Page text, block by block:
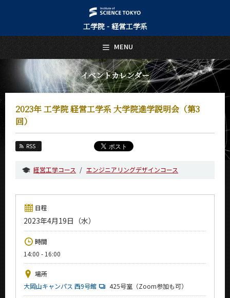
工学院 - 経営工学系
イベントカレンダー
2023年 工学院 経営工学系 大学院進学説明会（第3
回）
RSS
経営工学コース エンジニアリングデザインコース
日程
2023年4月19日（水）
時間
14:00 - 16:00
場所
大岡山キャンパス 西9号館
425号室（Zoom参加も可）
MENU
日本語 English
トップページ
Top Page
経営工学系について
About Us
教員・研究室
Faculty and Laboratories
未来
Admissions
経営工学系 News
News
イベントカレンダー
Event Calendar
今後のイベント